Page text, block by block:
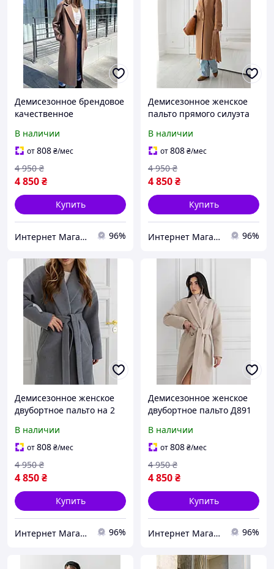
Демисезонное брендовое
качественное
цвета кемел Размеры 40-
50
В наличии
от808₴/мес
4 850₴
4 950 ₴
Купить
Интернет Магазин Олеся 96%
Демисезонное женское
пальто прямого силуэта
плеча. Pазмеры 40- 50
В наличии
от808₴/мес
4 850₴
4 950 ₴
Купить
Интернет Магазин Олеся 96%
Демисезонное женское
двубортное пальто на 2
цельнокроенным
лацканом Pазмеры 40- 50
В наличии
от808₴/мес
4 850₴
4 950 ₴
Купить
Интернет Магазин Олеся 96%
Демисезонное женское
двубортное пальто Д891
цельнокроенным
лацканом Pазмеры 40- 50
В наличии
от808₴/мес
4 850₴
4 950 ₴
Купить
Интернет Магазин Олеся 96%